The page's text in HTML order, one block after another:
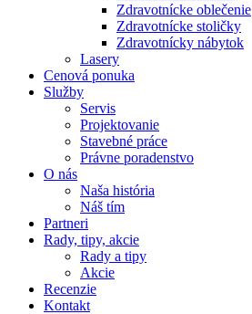
Zdravotnícke oblečenie
Zdravotnícke stoličky
Zdravotnícky nábytok
Lasery
Cenová ponuka
Služby
Servis
Projektovanie
Stavebné práce
Právne poradenstvo
O nás
Naša história
Náš tím
Partneri
Rady, tipy, akcie
Rady a tipy
Akcie
Recenzie
Kontakt